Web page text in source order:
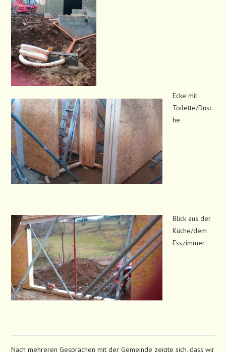
Ecke mit
Toilette/Dusc
he
Blick aus der
Küche/dem
Esszimmer
Nach mehreren Gesprächen mit der Gemeinde zeigte sich, dass wir